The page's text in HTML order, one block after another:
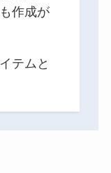
作成が
テムと